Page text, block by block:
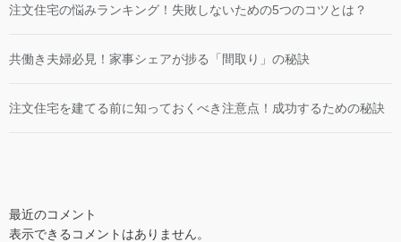
注文住宅の悩みランキング！失敗しないための5つのコツとは？
共働き夫婦必見！家事シェアが捗る「間取り」の秘訣
注文住宅を建てる前に知っておくべき注意点！成功するための秘訣
最近のコメント
表示できるコメントはありません。